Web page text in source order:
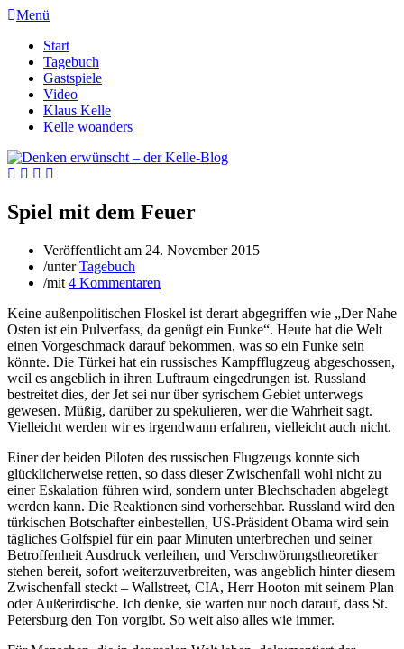
Menü
Start
Tagebuch
Gastspiele
Video
Klaus Kelle
Kelle woanders
Spiel mit dem Feuer
Veröffentlicht am 24. November 2015
/unterTagebuch
/mit 4 Kommentaren
Keine außenpolitischen Floskel ist derart abgegriffen wie „Der Nahe
Osten ist ein Pulverfass, da genügt ein Funke“. Heute hat die Welt
einen Vorgeschmack darauf bekommen, was so ein Funke sein
könnte. Die Türkei hat ein russisches Kampfflugzeug abgeschossen,
weil es angeblich in ihren Luftraum eingedrungen ist. Russland
bestreitet dies, der Jet sei nur über syrischem Gebiet unterwegs
gewesen. Müßig, darüber zu spekulieren, wer die Wahrheit sagt.
Vielleicht werden wir es irgendwann erfahren, vielleicht auch nicht.
Einer der beiden Piloten des russischen Flugzeugs konnte sich
glücklicherweise retten, so dass dieser Zwischenfall wohl nicht zu
einer Eskalation führen wird, sondern unter Blechschaden abgelegt
werden kann. Die Reaktionen sind vorhersehbar. Russland wird den
türkischen Botschafter einbestellen, US-Präsident Obama wird sein
tägliches Golfspiel für ein paar Minuten unterbrechen und seiner
Betroffenheit Ausdruck verleihen, und Verschwörungstheoretiker
stehen bereit, sofort weiterzuverbreiten, was angeblich hinter diesem
Zwischenfall steckt – Wallstreet, CIA, Herr Hooton mit seinem Plan
oder Außerirdische. Ich denke, sie warten nur noch darauf, dass St.
Petersburg den Ton vorgibt. So weit also alles wie immer.